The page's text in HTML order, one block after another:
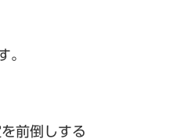
。
前倒しする